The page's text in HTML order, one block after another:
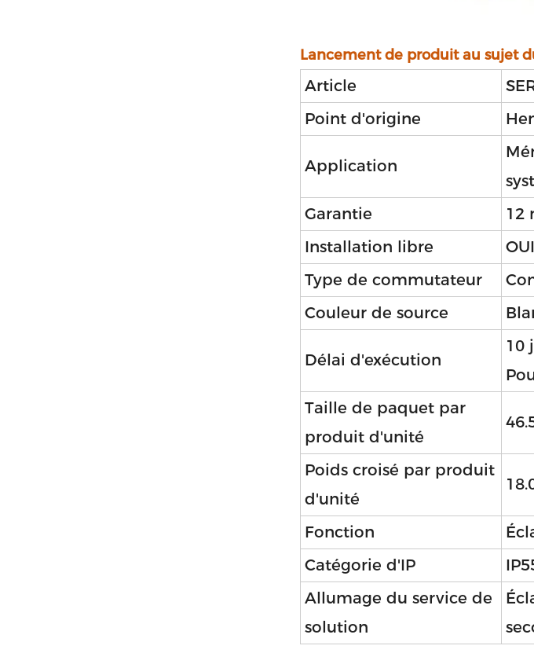
Lancement de produit au sujet
Article
Point d'origine
Application
Garantie
12
Installation libre
OUI
Type de commutateur
Couleur de source
Délai d'exécution
10
Taille de paquet par
produit d'unité
Poids croisé par produit
d'unité
Fonction
Catégorie d'IP
Allumage du service de
solution